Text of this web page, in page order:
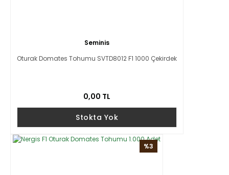
Seminis
Oturak Domates Tohumu SVTD8012 F1 1000 Çekirdek
0,00 TL
Stokta Yok
%3